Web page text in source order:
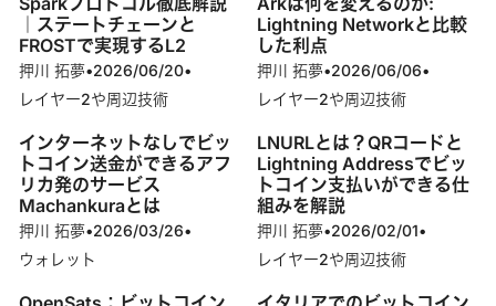
記事
｜ステートチェーンと
FROSTで実現するL2
押川 拓夢•2026/06/20•
レイヤー2や周辺技術
Lightning Networkと比較
した利点
押川 拓夢•2026/06/06•
レイヤー2や周辺技術
インターネットなしでビッ
トコイン送金ができるアフ
リカ発のサービス
Machankuraとは
押川 拓夢•2026/03/26•
ウォレット
LNURLとは？QRコードと
Lightning Addressでビッ
トコイン支払いができる仕
組みを解説
押川 拓夢•2026/02/01•
レイヤー2や周辺技術